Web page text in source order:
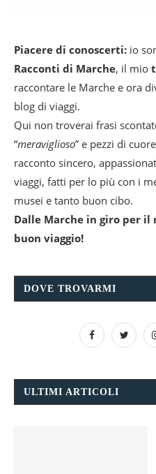
Piacere di conoscerti: io
Racconti di Marche, il mio
raccontare le Marche e ora
blog di viaggi.
Qui non troverai frasi
“meraviglioso” e pezzi di
racconto sincero,
viaggi, fatti per lo più con i
musei e tanto buon cibo.
Dalle Marche in giro per il
buon viaggio!
DOVE TROVARMI
ULTIMI ARTICOLI